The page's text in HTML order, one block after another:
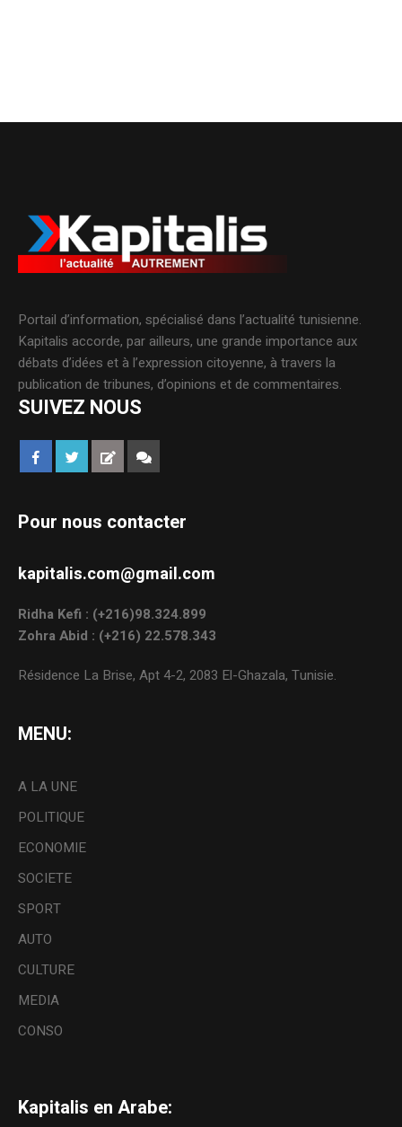
Portail d’information, spécialisé dans l’actualité tunisienne.
Kapitalis accorde, par ailleurs, une grande importance aux
débats d’idées et à l’expression citoyenne, à travers la
publication de tribunes, d’opinions et de commentaires.
SUIVEZ NOUS
Pour nous contacter
kapitalis.com@gmail.com
Ridha Kefi : (+216)98.324.899
Zohra Abid : (+216) 22.578.343
Résidence La Brise, Apt 4-2, 2083 El-Ghazala, Tunisie.
MENU:
A LA UNE
POLITIQUE
ECONOMIE
SOCIETE
SPORT
AUTO
CULTURE
MEDIA
CONSO
Kapitalis en Arabe: